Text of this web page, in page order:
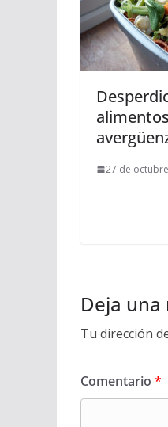
27 de
Deja
Tu dirección
Comentario *